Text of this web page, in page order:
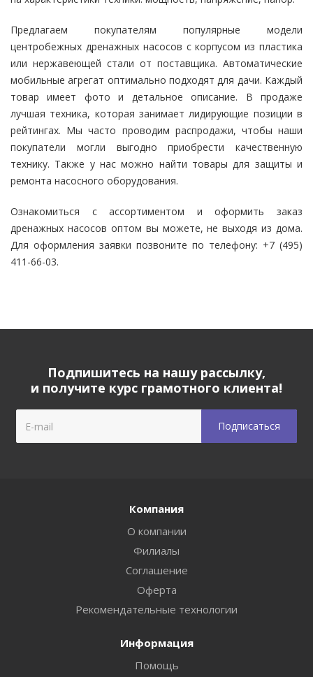
Предлагаем покупателям популярные модели
центробежных дренажных насосов с корпусом из пластика
или нержавеющей стали от поставщика. Автоматические
мобильные агрегат оптимально подходят для дачи. Каждый
товар имеет фото и детальное описание. В продаже
лучшая техника, которая занимает лидирующие позиции в
рейтингах. Мы часто проводим распродажи, чтобы наши
покупатели могли выгодно приобрести качественную
технику. Также у нас можно найти товары для защиты и
ремонта насосного оборудования.
Ознакомиться с ассортиментом и оформить заказ
дренажных насосов оптом вы можете, не выходя из дома.
Для оформления заявки позвоните по телефону: +7 (495)
411-66-03.
Подпишитесь на нашу рассылку,
и получите курс грамотного клиента!
Компания
О компании
Филиалы
Соглашение
Оферта
Рекомендательные технологии
Информация
Помощь